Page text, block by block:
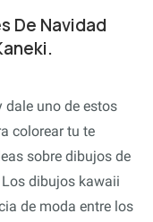
De Navidad
dale uno de estos
colorear tu te
sobre dibujos de
dibujos kawaii
de moda entre los